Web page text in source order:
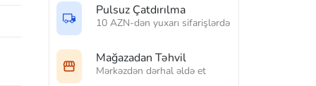
Pulsuz Çatdırılma
10 AZN-dən yuxarı sifarişlərdə
Mağazadan Təhvil
Mərkəzdən dərhal əldə et